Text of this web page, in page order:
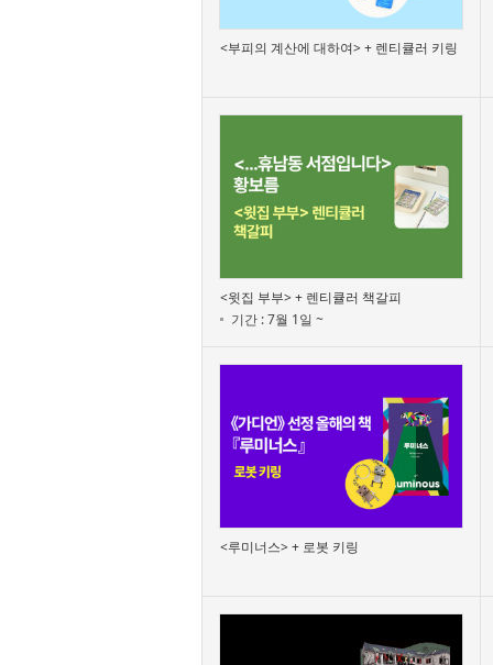
<부피의 계산에 대하여> + 렌티큘러 키링
<윗집 부부> + 렌티큘러 책갈피
기간 : 7월 1일 ~
<루미너스> + 로봇 키링